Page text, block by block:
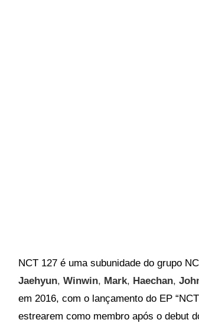
NCT 127 é uma subunidade do grupo
Jaehyun,Winwin, Mark, Haechan,
em 2016, com o lançamento do EP
estrearem como membro após o debut